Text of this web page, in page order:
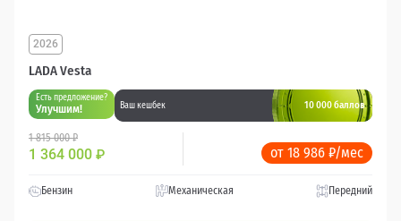
LADA Vesta
2026
Есть предложение?
Улучшим! Ваш кешбек 10 000 баллов
1 815 000 ₽
1 364 000 ₽ от 18 986 ₽/мес
Бензин Механическая Передний